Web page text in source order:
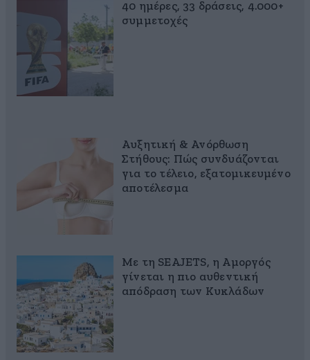
40 ημέρες, 33 δράσεις, 4.000+
συμμετοχές
Αυξητική & Ανόρθωση
Στήθους: Πώς συνδυάζονται
για το τέλειο, εξατομικευμένο
αποτέλεσμα
Με τη SEAJETS, η Αμοργός
γίνεται η πιο αυθεντική
απόδραση των Κυκλάδων